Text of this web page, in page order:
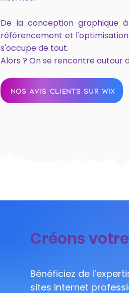
De la conception graphique
référencement et
s'occupe de tout.
Alors ? On se rencontre autour
NOS AVIS CLIENTS SUR WIX
Créons
Bénéficiez de
sites internet